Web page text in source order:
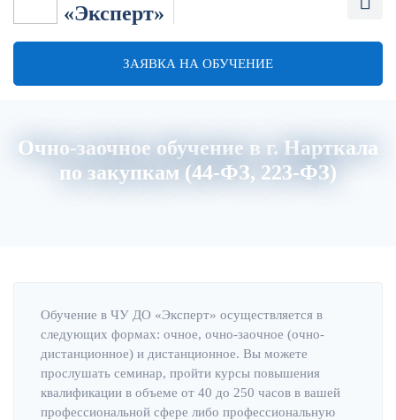
«Эксперт»
ЗАЯВКА НА ОБУЧЕНИЕ
Очно-заочное обучение в г. Нарткала
по закупкам (44-ФЗ, 223-ФЗ)
Обучение в ЧУ ДО «Эксперт» осуществляется в
следующих формах: очное, очно-заочное (очно-
дистанционное) и дистанционное. Вы можете
прослушать семинар, пройти курсы повышения
квалификации в объеме от 40 до 250 часов в вашей
профессиональной сфере либо профессиональную